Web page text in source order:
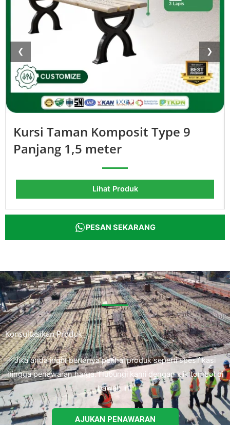
❮ ❯
Kursi Taman Komposit Type 9
Panjang 1,5 meter
Lihat Produk
PESAN SEKARANG
Konsultasikan Produk
Jika anda ingin bertanya perihal produk seperti spesifikasi
hingga penawaran harga. Hubungi kami dengan klik tombol di
bawah ini.
AJUKAN PENAWARAN